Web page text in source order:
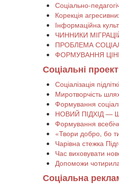
Соціально-
Корекція
Інформаційна
ЧИННИКИ
Соціальні
Соціалізація
Миротворчість
Формування
НОВИЙ ПІДХІД —
Формування
«Твори добро, бо
Чарівна стежка
Час виховувати
Допоможи
Соціальна